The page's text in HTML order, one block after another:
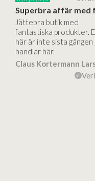
Jättebra butik med
fantastiska produkter.
här är inte sista gången
handlar här.
Claus Kortermann